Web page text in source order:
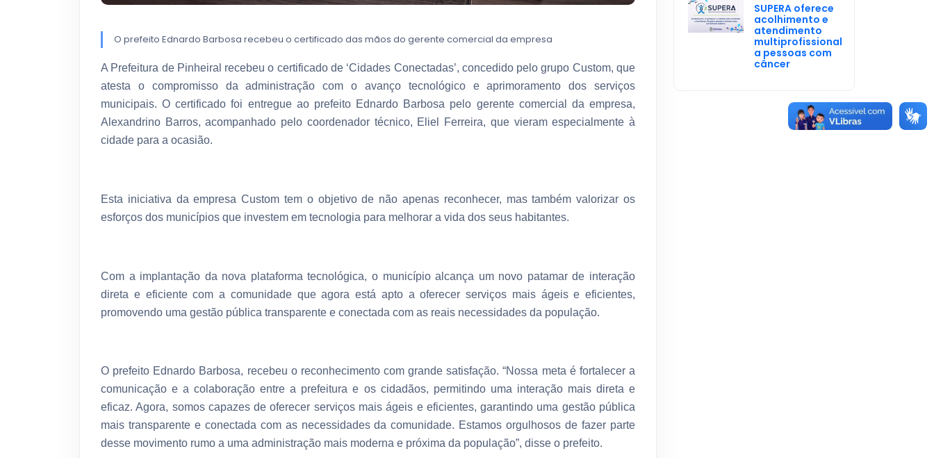
O prefeito Ednardo Barbosa recebeu o certificado das mãos do gerente comercial da empresa
A Prefeitura de Pinheiral recebeu o certificado de ‘Cidades Conectadas’, concedido pelo grupo Custom, que
atesta o compromisso da administração com o avanço tecnológico e aprimoramento dos serviços
municipais. O certificado foi entregue ao prefeito Ednardo Barbosa pelo gerente comercial da empresa,
Alexandrino Barros, acompanhado pelo coordenador técnico, Eliel Ferreira, que vieram especialmente à
cidade para a ocasião.
Esta iniciativa da empresa Custom tem o objetivo de não apenas reconhecer, mas também valorizar os
esforços dos municípios que investem em tecnologia para melhorar a vida dos seus habitantes.
Com a implantação da nova plataforma tecnológica, o município alcança um novo patamar de interação
direta e eficiente com a comunidade que agora está apto a oferecer serviços mais ágeis e eficientes,
promovendo uma gestão pública transparente e conectada com as reais necessidades da população.
O prefeito Ednardo Barbosa, recebeu o reconhecimento com grande satisfação. “Nossa meta é fortalecer a
comunicação e a colaboração entre a prefeitura e os cidadãos, permitindo uma interação mais direta e
eficaz. Agora, somos capazes de oferecer serviços mais ágeis e eficientes, garantindo uma gestão pública
mais transparente e conectada com as necessidades da comunidade. Estamos orgulhosos de fazer parte
desse movimento rumo a uma administração mais moderna e próxima da população”, disse o prefeito.
SUPERA oferece
acolhimento e
atendimento
multiprofissional
a pessoas com
câncer